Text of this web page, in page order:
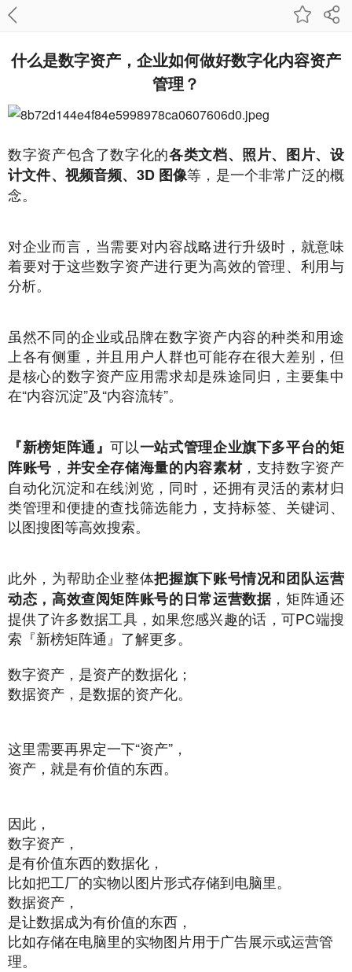
什么是数字资产，企业如何做好数字化内容资产
管理？
数字资产包含了数字化的各类文档、照片、图片、设
计文件、视频音频、3D 图像等，是一个非常广泛的概
念。
对企业而言，当需要对内容战略进行升级时，就意味
着要对于这些数字资产进行更为高效的管理、利用与
分析。
虽然不同的企业或品牌在数字资产内容的种类和用途
上各有侧重，并且用户人群也可能存在很大差别，但
是核心的数字资产应用需求却是殊途同归，主要集中
在“内容沉淀”及“内容流转”。
『新榜矩阵通』可以一站式管理企业旗下多平台的矩
阵账号 ， 并安全存储海量的内容素材，支持数字资产
自动化沉淀和在线浏览，同时，还拥有灵活的素材归
类管理和便捷的查找筛选能力，支持标签、关键词、
以图搜图等高效搜索。
此外，为帮助企业整体把握旗下账号情况和团队运营
动态，高效查阅矩阵账号的日常运营数据，矩阵通还
提供了许多数据工具，如果您感兴趣的话，可PC端搜
索『新榜矩阵通』了解更多。
数字资产，是资产的数据化；
数据资产，是数据的资产化。
这里需要再界定一下“资产”，
资产，就是有价值的东西。
因此，
数字资产，
是有价值东西的数据化，
比如把工厂的实物以图片形式存储到电脑里。
数据资产，
是让数据成为有价值的东西，
比如存储在电脑里的实物图片用于广告展示或运营管
理。